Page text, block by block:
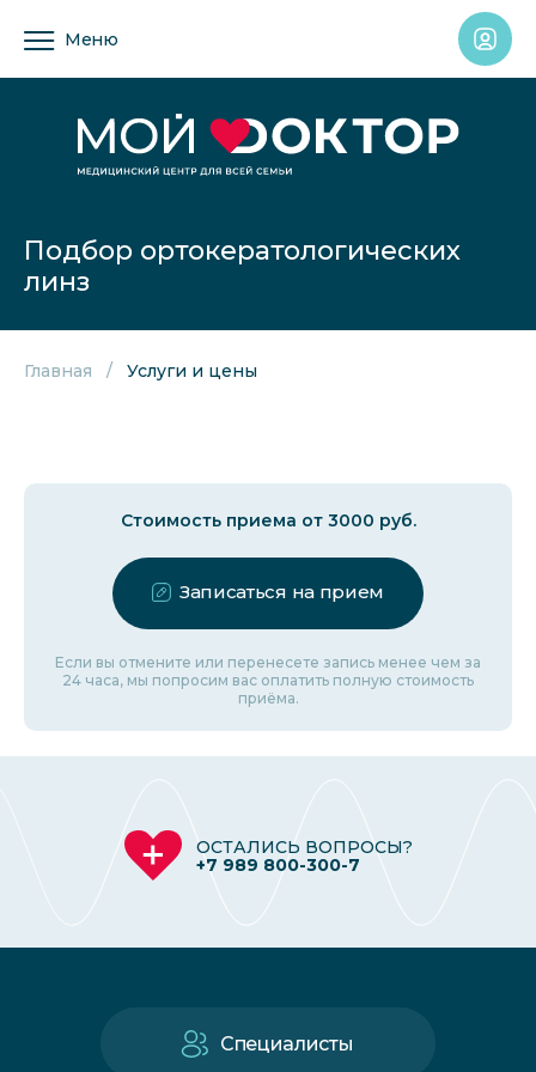
Меню
Подбор ортокератологических
линз
Главная Услуги и цены
Стоимость приема от 3000 руб.
Записаться на прием
Если вы отмените или перенесете запись менее чем за
24 часа, мы попросим вас оплатить полную стоимость
приёма.
ОСТАЛИСЬ ВОПРОСЫ?
+7 989 800-300-7
Специалисты